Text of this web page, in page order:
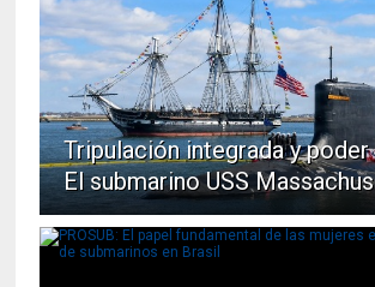
Tripulación integrada y poder
El submarino USS